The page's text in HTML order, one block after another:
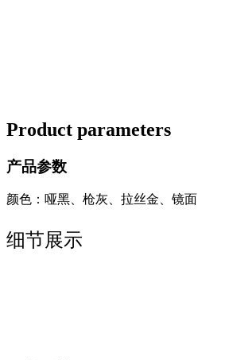
Product parameters
产品参数
颜色：哑黑、枪灰、拉丝金、镜面
细节展示